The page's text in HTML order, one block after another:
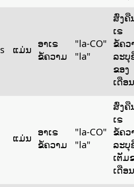
ແມ່ນ ອາເຣ
ຂໍ້ຄວາມ
"la-CO"
"la"
ສົ່ງຄື
ເຣ
ຂໍ້ຄວ
ລະ
ຂອງ
ເດືອ
ແມ່ນ ອາເຣ
ຂໍ້ຄວາມ
"la-CO"
"la"
ສົ່ງຄື
ເຣ
ຂໍ້ຄວ
ລະບຸ
ເຕັມ
ເດືອ